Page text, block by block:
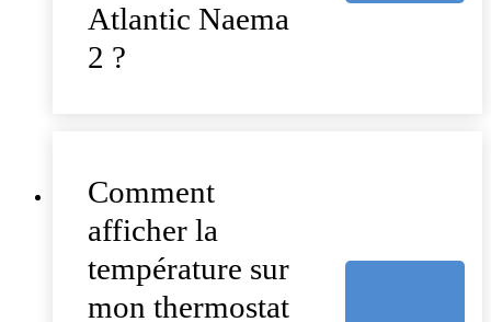
Atlantic Naema
2 ?
Comment
afficher la
température sur
mon thermostat